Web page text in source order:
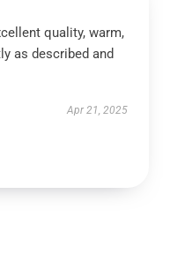
quality, warm,
as described and
Apr 21, 2025